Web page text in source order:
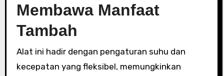
Membawa Manfaat
Tambah
Alat ini hadir dengan pengaturan suhu dan
kecepatan yang fleksibel, memungkinkan